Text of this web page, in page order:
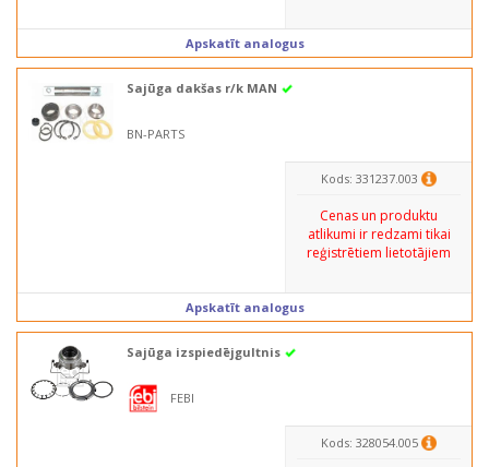
Apskatīt analogus
Sajūga dakšas r/k MAN
BN-PARTS
Kods: 331237.003
Cenas un produktu
atlikumi ir redzami tikai
reģistrētiem lietotājiem
Apskatīt analogus
Sajūga izspiedējgultnis
FEBI
Kods: 328054.005